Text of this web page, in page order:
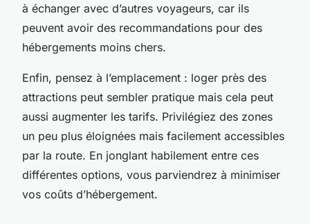
à échanger avec d’autres voyageurs, car ils
peuvent avoir des recommandations pour des
hébergements moins chers.
Enfin, pensez à l’emplacement : loger près des
attractions peut sembler pratique mais cela peut
aussi augmenter les tarifs. Privilégiez des zones
un peu plus éloignées mais facilement accessibles
par la route. En jonglant habilement entre ces
différentes options, vous parviendrez à minimiser
vos coûts d’hébergement.